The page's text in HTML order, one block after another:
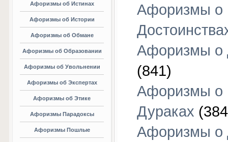
Афоризмы об Истинах
Афоризмы об Истории
Афоризмы об Обмане
Афоризмы об Образовании
Афоризмы об Увольнении
Афоризмы об Экспертах
Афоризмы об Этике
Афоризмы Парадоксы
Афоризмы Пошлые
Афоризмы о
Афоризмы о
(841)
Афоризмы о
Дураках
Афоризмы о